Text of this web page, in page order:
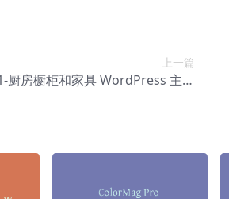
上一篇
厨房橱柜和家具 WordPress 主题